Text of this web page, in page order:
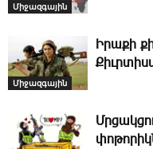
Միջազգային
Միջազգային
Իրաքի